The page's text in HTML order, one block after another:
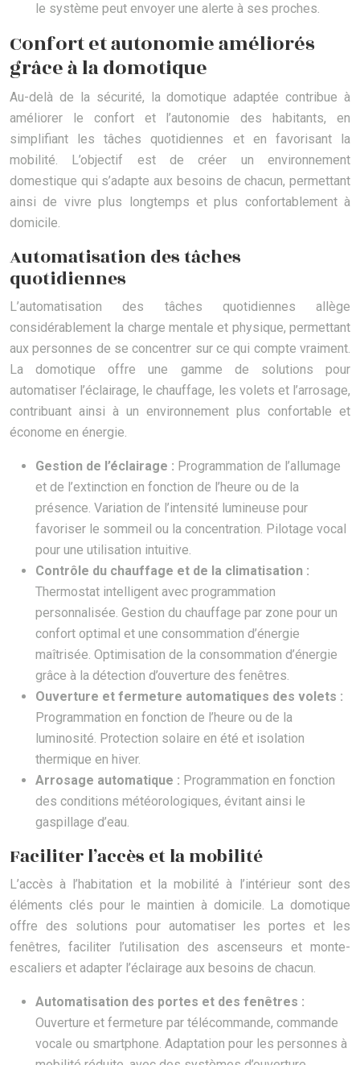
le système peut envoyer une alerte à ses proches.
Confort et autonomie améliorés
grâce à la domotique
Au-delà de la sécurité, la domotique adaptée contribue à
améliorer le confort et l’autonomie des habitants, en
simplifiant les tâches quotidiennes et en favorisant la
mobilité. L’objectif est de créer un environnement
domestique qui s’adapte aux besoins de chacun, permettant
ainsi de vivre plus longtemps et plus confortablement à
domicile.
Automatisation des tâches
quotidiennes
L’automatisation des tâches quotidiennes allège
considérablement la charge mentale et physique, permettant
aux personnes de se concentrer sur ce qui compte vraiment.
La domotique offre une gamme de solutions pour
automatiser l’éclairage, le chauffage, les volets et l’arrosage,
contribuant ainsi à un environnement plus confortable et
économe en énergie.
Gestion de l’éclairage : Programmation de l’allumage
et de l’extinction en fonction de l’heure ou de la
présence. Variation de l’intensité lumineuse pour
favoriser le sommeil ou la concentration. Pilotage vocal
pour une utilisation intuitive.
Contrôle du chauffage et de la climatisation :
Thermostat intelligent avec programmation
personnalisée. Gestion du chauffage par zone pour un
confort optimal et une consommation d’énergie
maîtrisée. Optimisation de la consommation d’énergie
grâce à la détection d’ouverture des fenêtres.
Ouverture et fermeture automatiques des volets :
Programmation en fonction de l’heure ou de la
luminosité. Protection solaire en été et isolation
thermique en hiver.
Arrosage automatique : Programmation en fonction
des conditions météorologiques, évitant ainsi le
gaspillage d’eau.
Faciliter l’accès et la mobilité
L’accès à l’habitation et la mobilité à l’intérieur sont des
éléments clés pour le maintien à domicile. La domotique
offre des solutions pour automatiser les portes et les
fenêtres, faciliter l’utilisation des ascenseurs et monte-
escaliers et adapter l’éclairage aux besoins de chacun.
Automatisation des portes et des fenêtres :
Ouverture et fermeture par télécommande, commande
vocale ou smartphone. Adaptation pour les personnes à